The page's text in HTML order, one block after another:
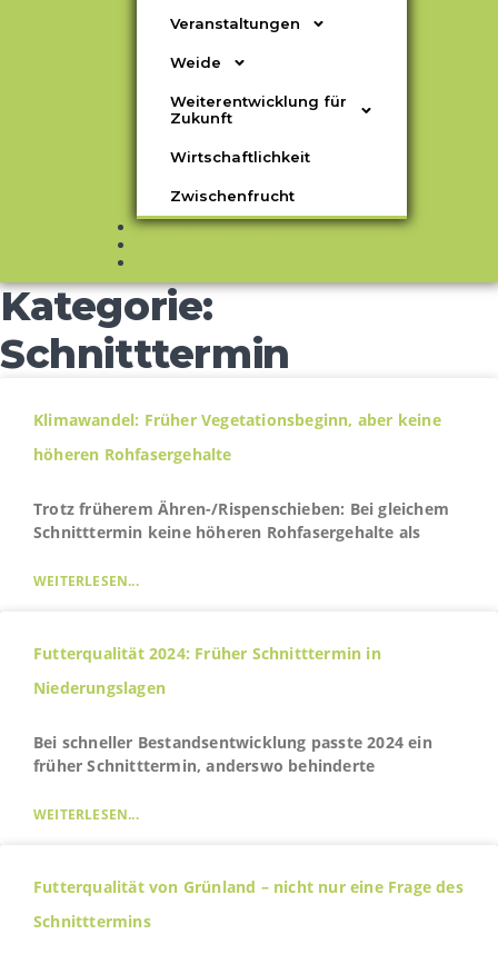
Veranstaltungen
Weide
Weiterentwicklung für
Zukunft
Wirtschaftlichkeit
Zwischenfrucht
Seniorbegleiter
Kategorie:
Schnitttermin
Klimawandel: Früher Vegetationsbeginn, aber keine
höheren Rohfasergehalte
Trotz früherem Ähren-/Rispenschieben: Bei gleichem
Schnitttermin keine höheren Rohfasergehalte als
WEITERLESEN...
Futterqualität 2024: Früher Schnitttermin in
Niederungslagen
Bei schneller Bestandsentwicklung passte 2024 ein
früher Schnitttermin, anderswo behinderte
WEITERLESEN...
Futterqualität von Grünland – nicht nur eine Frage des
Schnitttermins